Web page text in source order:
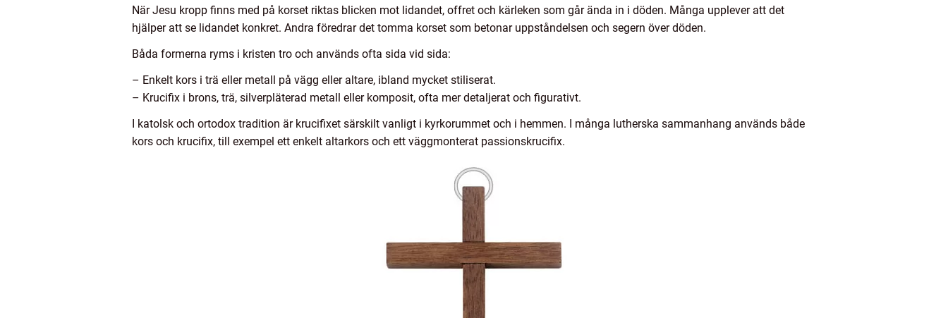
När Jesu kropp finns med på korset riktas blicken mot lidandet, offret och kärleken som går ända in i döden. Många upplever att det
hjälper att se lidandet konkret. Andra föredrar det tomma korset som betonar uppståndelsen och segern över döden.
Båda formerna ryms i kristen tro och används ofta sida vid sida:
– Enkelt kors i trä eller metall på vägg eller altare, ibland mycket stiliserat.
– Krucifix i brons, trä, silverpläterad metall eller komposit, ofta mer detaljerat och figurativt.
I katolsk och ortodox tradition är krucifixet särskilt vanligt i kyrkorummet och i hemmen. I många lutherska sammanhang används både
kors och krucifix, till exempel ett enkelt altarkors och ett väggmonterat passionskrucifix.